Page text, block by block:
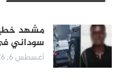
مشهد
سوداني
أغسطس 6, 2026